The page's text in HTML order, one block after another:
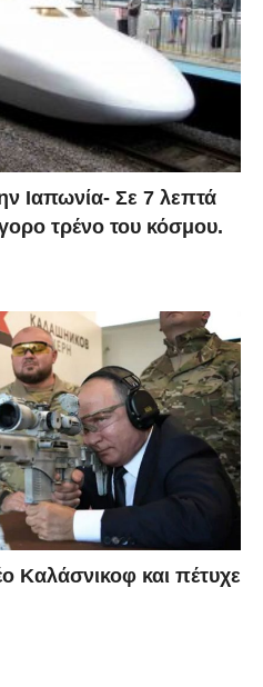
Ιαπωνία- Σε 7 λεπτά
τρένο του κόσμου.
Καλάσνικοφ και πέτυχε